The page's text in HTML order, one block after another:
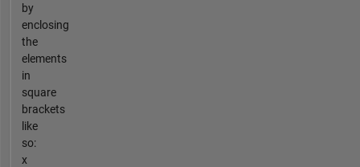
by
enclosing
the
elements
in
square
brackets
like
so:
x